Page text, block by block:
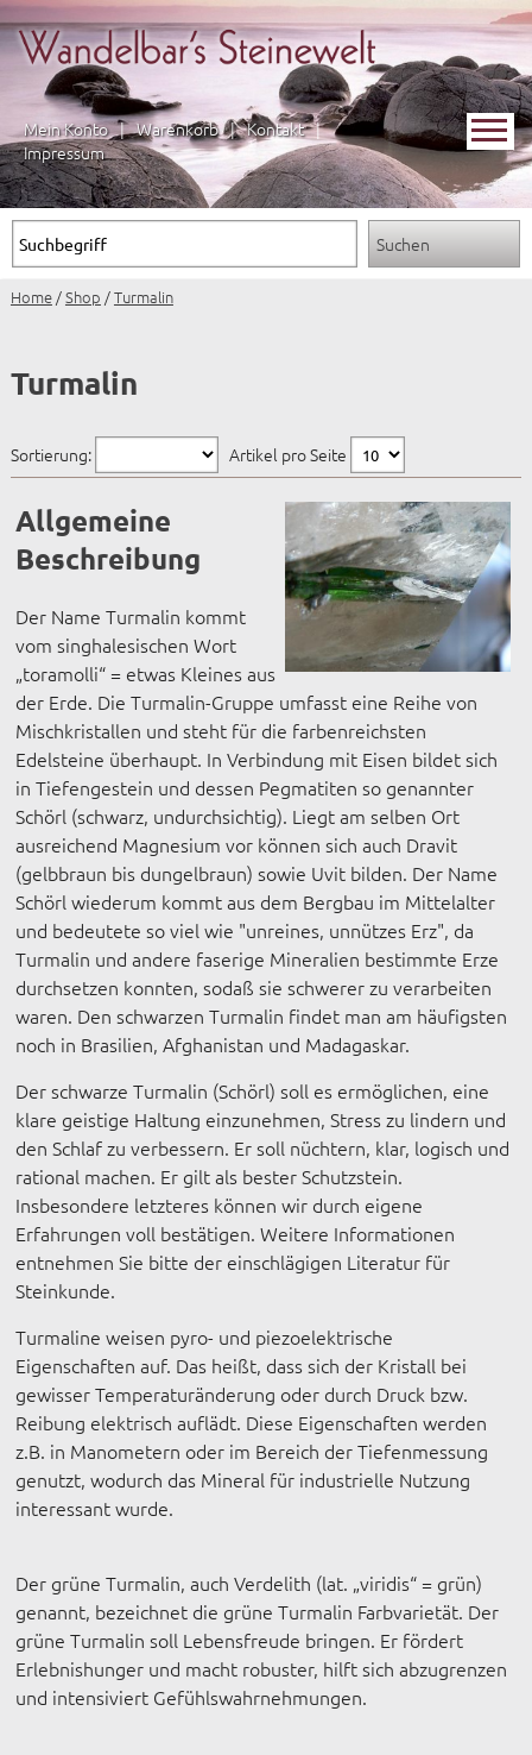
Mein Konto | Warenkorb | Kontakt |
Impressum
Home/Shop /Turmalin
Turmalin
Sortierung: Artikel pro Seite
Allgemeine
Beschreibung
Der Name Turmalin kommt
vom singhalesischen Wort
„toramolli“ = etwas Kleines aus
der Erde. Die Turmalin-Gruppe umfasst eine Reihe von
Mischkristallen und steht für die farbenreichsten
Edelsteine überhaupt. In Verbindung mit Eisen bildet sich
in Tiefengestein und dessen Pegmatiten so genannter
Schörl (schwarz, undurchsichtig). Liegt am selben Ort
ausreichend Magnesium vor können sich auch Dravit
(gelbbraun bis dungelbraun) sowie Uvit bilden. Der Name
Schörl wiederum kommt aus dem Bergbau im Mittelalter
und bedeutete so viel wie "unreines, unnützes Erz", da
Turmalin und andere faserige Mineralien bestimmte Erze
durchsetzen konnten, sodaß sie schwerer zu verarbeiten
waren. Den schwarzen Turmalin findet man am häufigsten
noch in Brasilien, Afghanistan und Madagaskar.
Der schwarze Turmalin (Schörl) soll es ermöglichen, eine
klare geistige Haltung einzunehmen, Stress zu lindern und
den Schlaf zu verbessern. Er soll nüchtern, klar, logisch und
rational machen. Er gilt als bester Schutzstein.
Insbesondere letzteres können wir durch eigene
Erfahrungen voll bestätigen. Weitere Informationen
entnehmen Sie bitte der einschlägigen Literatur für
Steinkunde.
Turmaline weisen pyro- und piezoelektrische
Eigenschaften auf. Das heißt, dass sich der Kristall bei
gewisser Temperaturänderung oder durch Druck bzw.
Reibung elektrisch auflädt. Diese Eigenschaften werden
z.B. in Manometern oder im Bereich der Tiefenmessung
genutzt, wodurch das Mineral für industrielle Nutzung
interessant wurde.
Der grüne Turmalin, auch Verdelith (lat. „viridis“ = grün)
genannt, bezeichnet die grüne Turmalin Farbvarietät. Der
grüne Turmalin soll Lebensfreude bringen. Er fördert
Erlebnishunger und macht robuster, hilft sich abzugrenzen
und intensiviert Gefühlswahrnehmungen.